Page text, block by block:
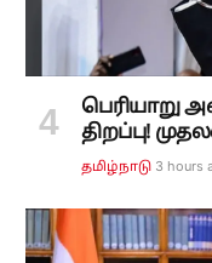
திறப்பு!
தமிழ்நாடு 3 hours